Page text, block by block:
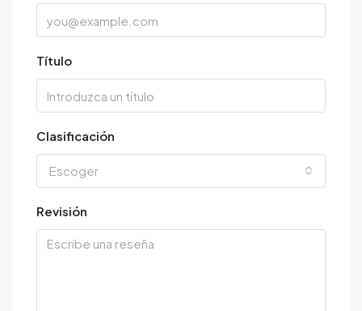
Título
Clasificación
Escoger
Revisión